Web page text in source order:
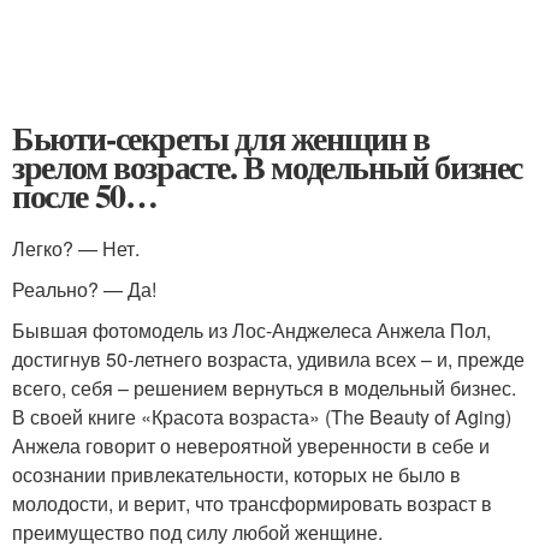
Бьюти-секреты для женщин в
зрелом возрасте. В модельный бизнес
после 50…
Легко? — Нет.
Реально? — Да!
Бывшая фотомодель из Лос-Анджелеса Анжела Пол,
достигнув 50-летнего возраста, удивила всех – и, прежде
всего, себя – решением вернуться в модельный бизнес.
В своей книге «Красота возраста» (The Beauty of Aging)
Анжела говорит о невероятной уверенности в себе и
осознании привлекательности, которых не было в
молодости, и верит, что трансформировать возраст в
преимущество под силу любой женщине.